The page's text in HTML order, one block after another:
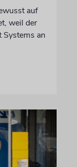
auf
weil der
Systems an